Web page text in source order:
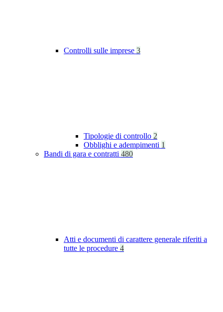
Controlli sulle imprese 3
Tipologie di controllo 2
Obblighi e adempimenti 1
Bandi di gara e contratti 480
Atti e documenti di carattere generale riferiti a
tutte le procedure 4